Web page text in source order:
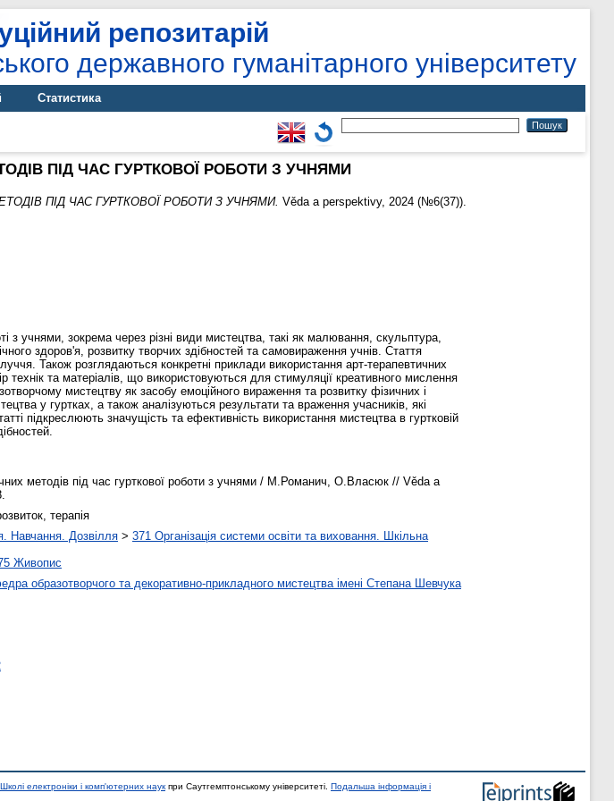
репозитарій
державного гуманітарного університету
Статистика
ПІД ЧАС ГУРТКОВОЇ РОБОТИ З УЧНЯМИ
ПІД ЧАС ГУРТКОВОЇ РОБОТИ З УЧНЯМИ. Věda a perspektivy, 2024 (№6(37)).
з учнями, зокрема через різні види мистецтва, такі як малювання, скульптура,
здоров'я, розвитку творчих здібностей та самовираження учнів. Стаття
Також розглядаються конкретні приклади використання арт-терапевтичних
та матеріалів, що використовуються для стимуляції креативного мислення
мистецтву як засобу емоційного вираження та розвитку фізичних і
у гуртках, а також аналізуються результати та враження учасників, які
підкреслюють значущість та ефективність використання мистецтва в гуртковій
методів під час гурткової роботи з учнями / М.Романич, О.Власюк // Věda a
терапія
Навчання. Дозвілля > 371 Організація системи освіти та виховання. Шкільна
Живопис
образотворчого та декоративно-прикладного мистецтва імені Степана Шевчука
Школі електроніки і комп'ютерних наук при Саутгемптонському університеті. Подальша інформація і